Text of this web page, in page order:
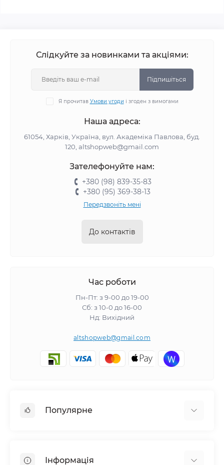
Слідкуйте за новинками та акціями:
Підпишіться
Я прочитав Умови угоди і згоден з вимогами
Наша адреса:
61054, Харків, Україна, вул. Академіка Павлова, буд.
120, altshopweb@gmail.com
Зателефонуйте нам:
+380 (98) 839-35-83
+380 (95) 369-38-13
Передзвоніть мені
До контактів
Час роботи
Пн-Пт: з 9-00 до 19-00
Сб: з 10-0 до 16-00
Нд: Вихідний
altshopweb@gmail.com
Популярне
Інформація